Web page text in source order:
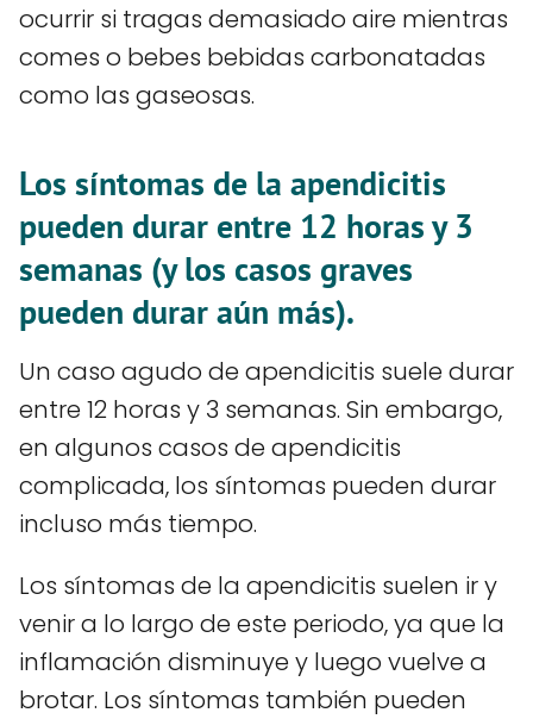
ocurrir si tragas demasiado aire mientras
comes o bebes bebidas carbonatadas
como las gaseosas.
Los síntomas de la apendicitis
pueden durar entre 12 horas y 3
semanas (y los casos graves
pueden durar aún más).
Un caso agudo de apendicitis suele durar
entre 12 horas y 3 semanas. Sin embargo,
en algunos casos de apendicitis
complicada, los síntomas pueden durar
incluso más tiempo.
Los síntomas de la apendicitis suelen ir y
venir a lo largo de este periodo, ya que la
inflamación disminuye y luego vuelve a
brotar. Los síntomas también pueden